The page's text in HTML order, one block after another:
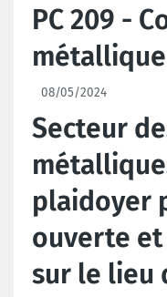
PC 209 -
métallique
08/05/2024
Secteur
plaidoyer
ouverte et
sur le lieu